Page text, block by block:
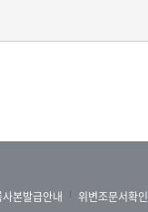
본발급안내 위변조문서확인